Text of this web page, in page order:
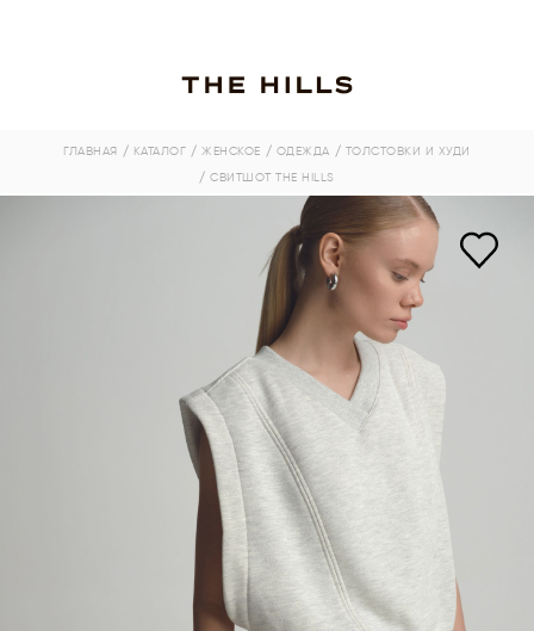
ГЛАВНАЯ / КАТАЛОГ / ЖЕНСКОЕ / ОДЕЖДА / ТОЛСТОВКИ И ХУДИ
/ СВИТШОТ THE HILLS